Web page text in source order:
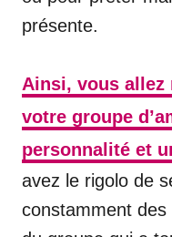
présente.
Ainsi, vous allez
votre groupe
personnalité et
avez le rigolo de
constamment